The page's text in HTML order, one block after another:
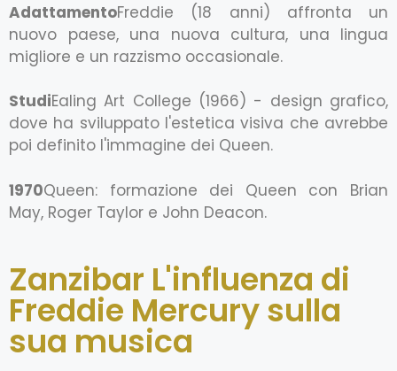
AdattamentoFreddie (18 anni) affronta un
nuovo paese, una nuova cultura, una lingua
migliore e un razzismo occasionale.
StudiEaling Art College (1966) - design grafico,
dove ha sviluppato l'estetica visiva che avrebbe
poi definito l'immagine dei Queen.
1970Queen: formazione dei Queen con Brian
May, Roger Taylor e John Deacon.
Zanzibar L'influenza di
Freddie Mercury sulla
sua musica